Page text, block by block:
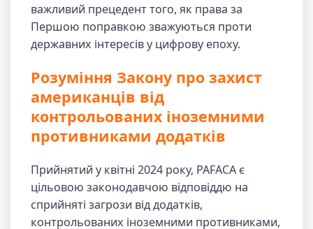
важливий прецедент того, як права за
Першою поправкою зважуються проти
державних інтересів у цифрову епоху.
Розуміння Закону про захист
американців від
контрольованих іноземними
противниками додатків
Прийнятий у квітні 2024 року, PAFACA є
цільовою законодавчою відповіддю на
сприйняті загрози від додатків,
контрольованих іноземними противниками,